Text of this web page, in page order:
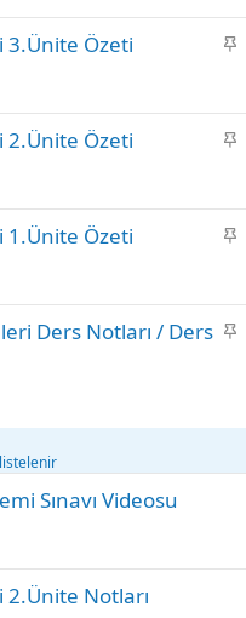
i
tS
i
t
3.Ünite Özeti
S
i
t
2.Ünite Özeti
S
i
t
1.Ünite Özeti
S
Ders Notları / Ders
Sınavı Videosu
Notları